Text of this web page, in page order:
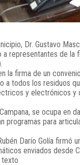
Dr. Gustavo
a representantes de
la firma de un
a todos los residuos
y electrónicos y
se ocupa en
programas para
Darío Golía firmó
enviados desde